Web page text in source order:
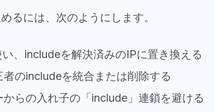
るには、次のようにします。
、includeを解決済みのIPに置き換える
のincludeを統合または削除する
らの入れ子の「include」連鎖を避ける